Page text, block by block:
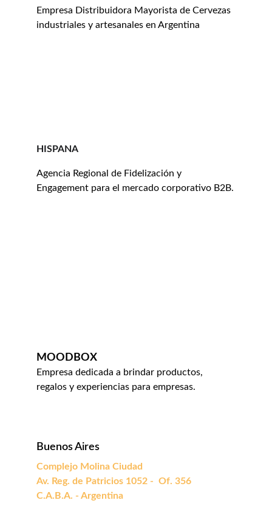
MOODBOX
Empresa dedicada a brindar productos,
regalos y experiencias para empresas.
Agencia Regional de Fidelización y
Engagement para el mercado corporativo B2B.
Empresa Distribuidora Mayorista de Cervezas
industriales y artesanales en Argentina
HISPANA
Buenos Aires
Complejo Molina Ciudad
Av. Reg. de Patricios 1052 -  Of. 356
C.A.B.A. - Argentina